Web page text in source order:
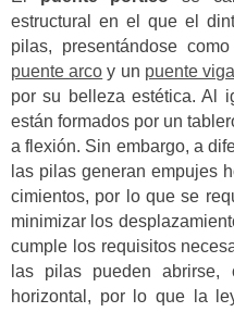
estructural en el que el
pilas, presentándose
puente arco y un puente viga
por su belleza estética. Al
están formados por un
a flexión. Sin embargo, a
las pilas generan empujes
cimientos, por lo que se
minimizar los
cumple los requisitos
las pilas pueden
horizontal, por lo que la